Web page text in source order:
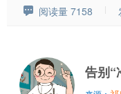
阅读量 7158
告别“